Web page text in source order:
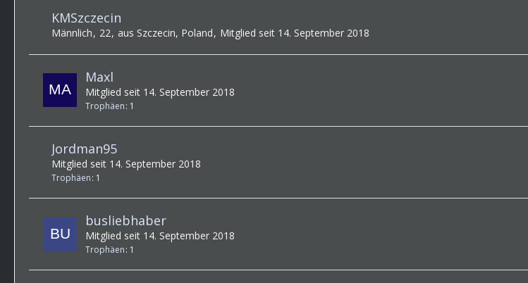
KMSzczecin
Männlich 22 aus Szczecin, Poland Mitglied seit 14. September 2018
Maxl
Mitglied seit 14. September 2018
Trophäen 1
Jordman95
Mitglied seit 14. September 2018
Trophäen 1
busliebhaber
Mitglied seit 14. September 2018
Trophäen 1